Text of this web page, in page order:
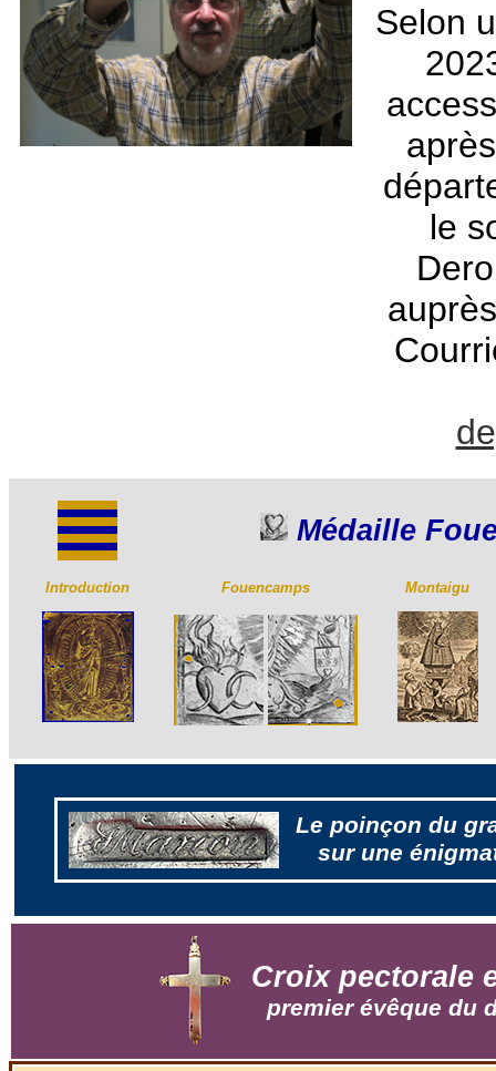
Selon
le
Médaille
Introduction Fouencamps Montaigu
Le poinçon du
sur une
Croix pectorale
premier évêque du